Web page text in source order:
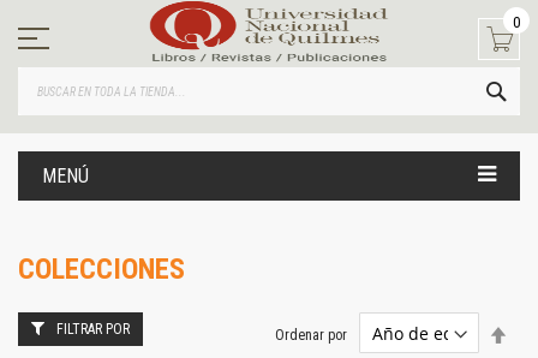
contenido
0
MENÚ
COLECCIONES
Ordenar por
FILTRAR POR